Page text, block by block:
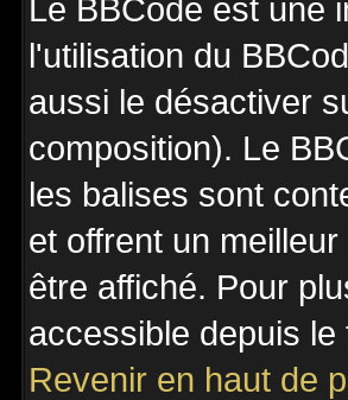
Le BBCode est une
l'utilisation du
aussi le désactiver
composition). Le
les balises sont
et offrent un
être affiché. Pour
accessible depuis
Revenir en haut de